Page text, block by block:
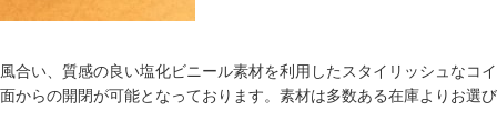
風合い、質感の良い塩化ビニール素材を利用したスタイリッシュなコ
面からの開閉が可能となっております。素材は多数ある在庫よりお選